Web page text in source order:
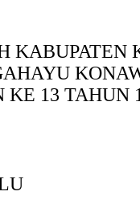
KABUPATEN
KE 13 TAHUN